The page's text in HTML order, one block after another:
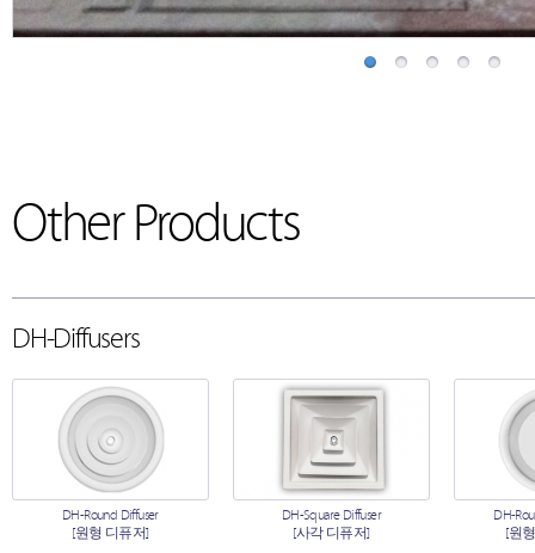
Other Products
DH-Diffusers
DH-Round Diffuser
[원형 디퓨저]
DH-Square Diffuser
[사각 디퓨저]
DH-
[원